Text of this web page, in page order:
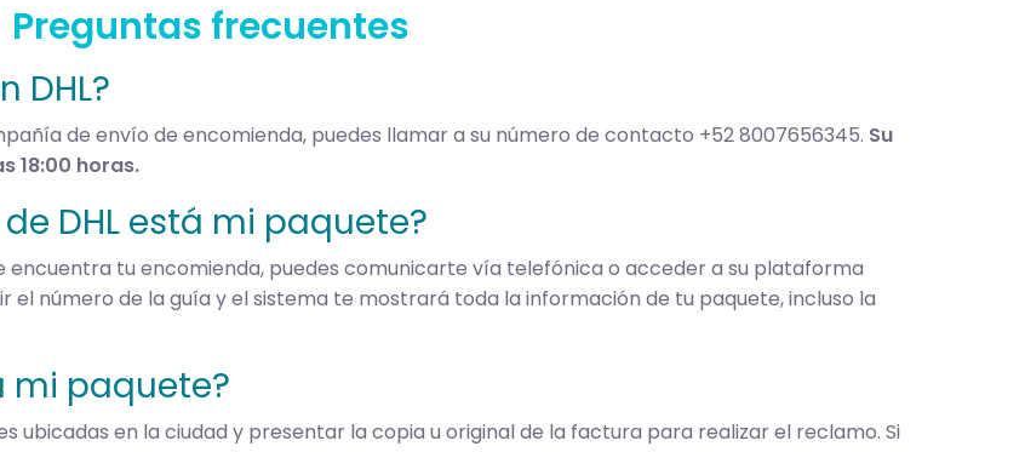
Preguntas frecuentes
DHL?
de envío de encomienda, puedes llamar a su número de contacto +52 8007656345. Su
18:00 horas.
DHL está mi paquete?
encuentra tu encomienda, puedes comunicarte vía telefónica o acceder a su plataforma
el número de la guía y el sistema te mostrará toda la información de tu paquete, incluso la
mi paquete?
ubicadas en la ciudad y presentar la copia u original de la factura para realizar el reclamo. Si